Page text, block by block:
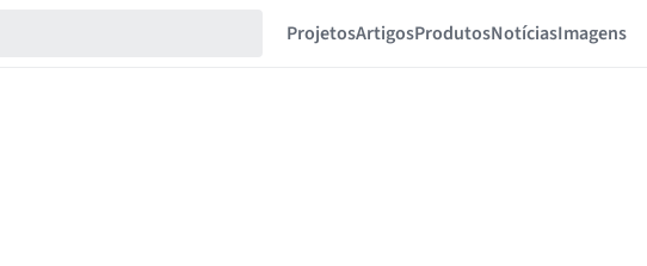
ProjetosArtigosProdutosNotíciasImagens